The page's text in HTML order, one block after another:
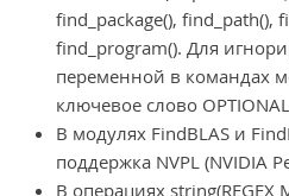
find_package(), find_path(),
find_program(). Для
переменной в командах
ключевое слово
В модулях FindBLAS и
поддержка NVPL (NVIDIA
В операциях string(REGEX